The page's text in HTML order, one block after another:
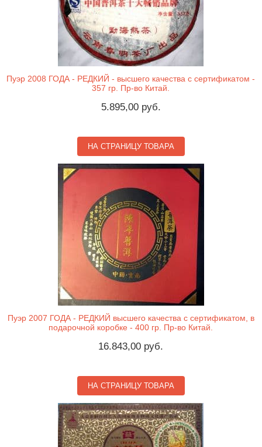
Пуэр 2008 ГОДА - РЕДКИЙ - высшего качества с сертификатом -
357 гр. Пр-во Китай.
5.895,00 руб.
НА СТРАНИЦУ ТОВАРА
Пуэр 2007 ГОДА - РЕДКИЙ высшего качества с сертификатом, в
подарочной коробке - 400 гр. Пр-во Китай.
16.843,00 руб.
НА СТРАНИЦУ ТОВАРА